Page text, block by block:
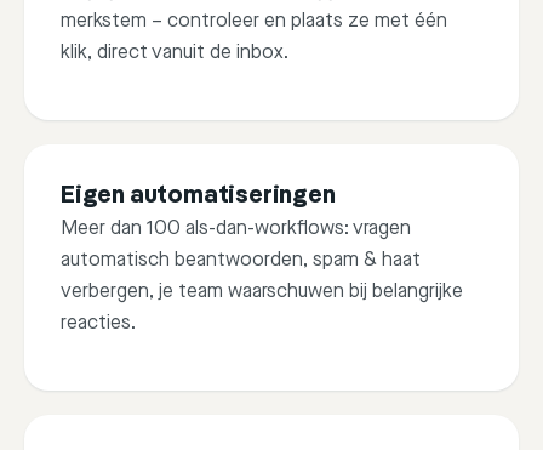
merkstem – controleer en plaats ze met één
klik, direct vanuit de inbox.
Eigen automatiseringen
Meer dan 100 als-dan-workflows: vragen
automatisch beantwoorden, spam & haat
verbergen, je team waarschuwen bij belangrijke
reacties.